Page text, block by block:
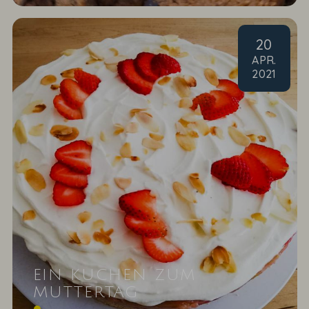
20
APR.
2021
EIN KUCHEN ZUM
MUTTERTAG